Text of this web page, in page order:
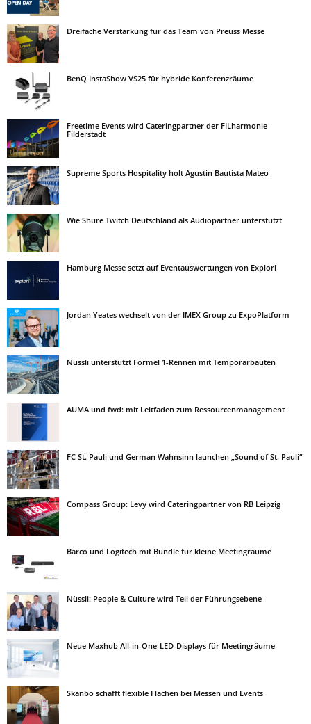
Dreifache Verstärkung für das Team von Preuss Messe
BenQ InstaShow VS25 für hybride Konferenzräume
Freetime Events wird Cateringpartner der FILharmonie
Filderstadt
Supreme Sports Hospitality holt Agustin Bautista Mateo
Wie Shure Twitch Deutschland als Audiopartner unterstützt
Hamburg Messe setzt auf Eventauswertungen von Explori
Jordan Yeates wechselt von der IMEX Group zu ExpoPlatform
Nüssli unterstützt Formel 1-Rennen mit Temporärbauten
AUMA und fwd: mit Leitfaden zum Ressourcenmanagement
FC St. Pauli und German Wahnsinn launchen „Sound of St. Pauli“
Compass Group: Levy wird Cateringpartner von RB Leipzig
Barco und Logitech mit Bundle für kleine Meetingräume
Nüssli: People & Culture wird Teil der Führungsebene
Neue Maxhub All-in-One-LED-Displays für Meetingräume
Skanbo schafft flexible Flächen bei Messen und Events